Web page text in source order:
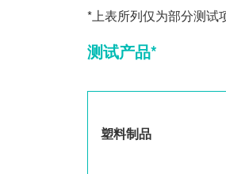
*上表所列仅为部分测试
测试产品*
塑料制品